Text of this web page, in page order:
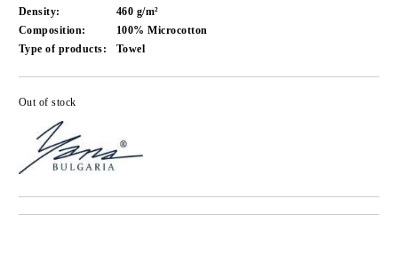
Density:
460 g/m²
Composition:
100% Microcotton
Type of products:
Towel
Out of stock